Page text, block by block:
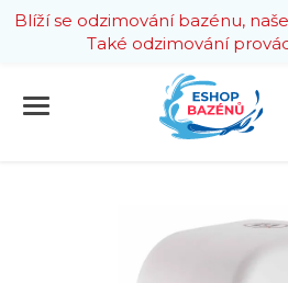
Blíží se odzimování bazénu,
Také odzimování